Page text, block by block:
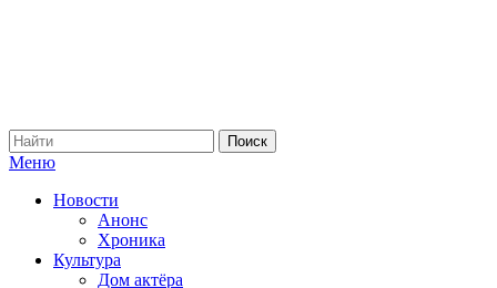
Меню
Новости
Анонс
Хроника
Культура
Дом актёра